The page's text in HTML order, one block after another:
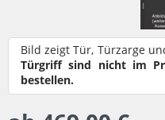
Bild zeigt Tür, Türzarge
Türgriff sind nicht im
bestellen.